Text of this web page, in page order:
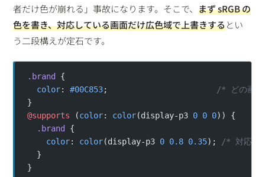
者だけ色が崩れる」事故になります。そこで、まず sRGB の
色を書き、対応している画面だけ広色域で上書きするとい
う二段構えが定石です。
.brand
{
  color
: #00C853; /* どの画面
}
@supports (color: color(display-p3 0 0 0)) {
  .brand
{
    color
: color(display-p3 0 0.8 0.35); /* 対応画
  }
}